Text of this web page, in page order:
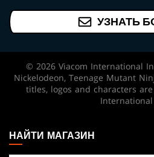
УЗНАТЬ
© 2026 Viacom International
Nickelodeon, Teenage Mutant
titles, logos and characters
THE
GATHERING
НАЙТИ МАГАЗИН